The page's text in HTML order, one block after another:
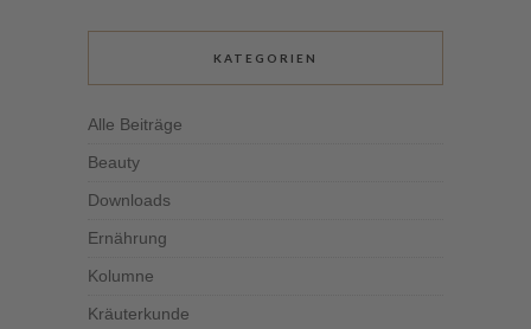
KATEGORIEN
Alle Beiträge
Beauty
Downloads
Ernährung
Kolumne
Kräuterkunde